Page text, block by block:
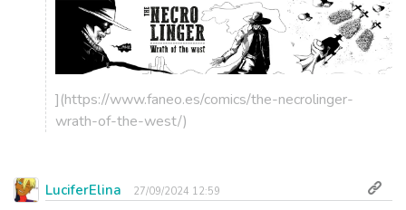
](https://www.faneo.es/comics/the-necrolinger-
wrath-of-the-west/)
LuciferElina 27/09/2024 12:59